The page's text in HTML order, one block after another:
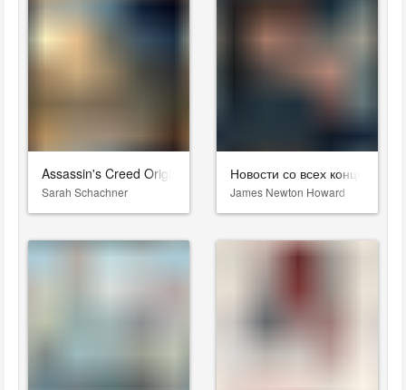
Assassin's Creed Origins
Sarah Schachner
Новости со всех концов света
James Newton Howard